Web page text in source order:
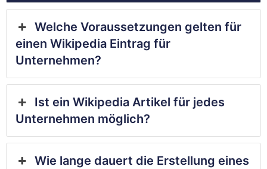
Welche Voraussetzungen gelten für
einen Wikipedia Eintrag für
Unternehmen?
Ist ein Wikipedia Artikel für jedes
Unternehmen möglich?
Wie lange dauert die Erstellung eines